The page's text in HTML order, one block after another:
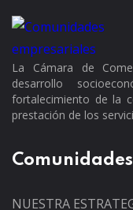
La Cámara de
desarrollo
fortalecimiento de la
prestación de los
Comunidades
NUESTRA